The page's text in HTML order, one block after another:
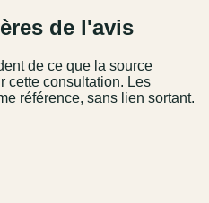
de l'avis
de ce que la source
cette consultation. Les
référence, sans lien sortant.